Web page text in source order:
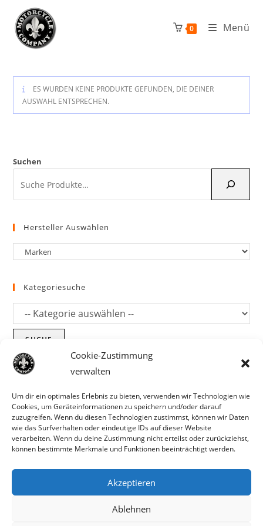
Cookie-Zustimmung
verwalten
Um dir ein optimales Erlebnis zu bieten, verwenden wir Technologien wie
Cookies, um Geräteinformationen zu speichern und/oder darauf
zuzugreifen. Wenn du diesen Technologien zustimmst, können wir Daten
wie das Surfverhalten oder eindeutige IDs auf dieser Website
verarbeiten. Wenn du deine Zustimmung nicht erteilst oder zurückziehst,
können bestimmte Merkmale und Funktionen beeinträchtigt werden.
Akzeptieren
Ablehnen
Parts für Harley Davidson, Indian und
Inhalt
springen
0 Menü
ES WURDEN KEINE PRODUKTE GEFUNDEN, DIE DEINER
AUSWAHL ENTSPRECHEN.
Suchen
Hersteller Auswählen
Kategoriesuche
SUCHE